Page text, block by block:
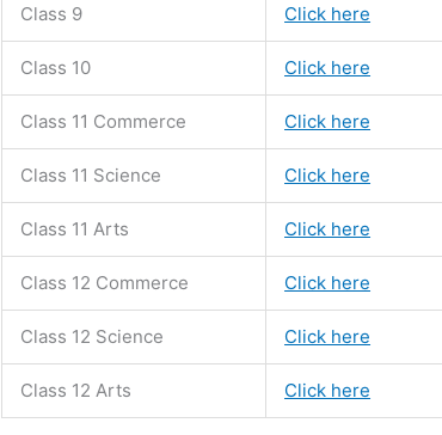
Class 9 Click here
Class 10 Click here
Class 11 Commerce Click here
Class 11 Science Click here
Class 11 Arts Click here
Class 12 Commerce Click here
Class 12 Science Click here
Class 12 Arts Click here